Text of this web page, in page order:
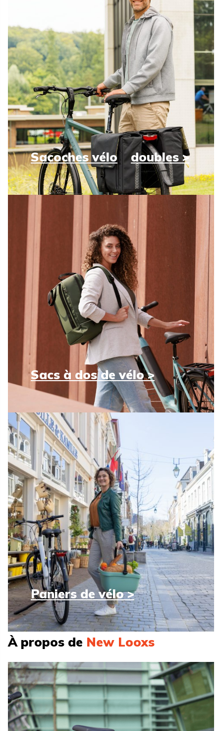
Sacoches vélo doubles >
Sacs à dos de vélo >
Paniers de vélo >
À propos de New Looxs